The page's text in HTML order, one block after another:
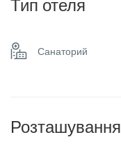
Плоский телевизор
Тип отеля
Санаторий
Розташування